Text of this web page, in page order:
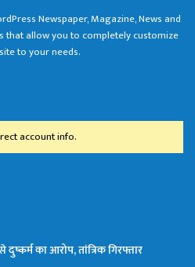
Newspaper, Magazine, News and
that allow you to completely customize
to your needs.
account info.
का आरोप, तांत्रिक गिरफ्तार